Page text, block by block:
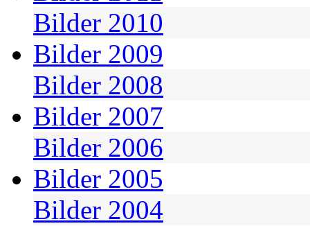
Bilder 2010
Bilder 2009
Bilder 2008
Bilder 2007
Bilder 2006
Bilder 2005
Bilder 2004